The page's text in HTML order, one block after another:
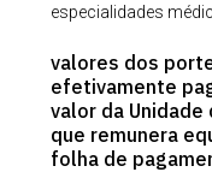
especialidades
valores dos
efetivamente
valor da Unidade
que remunera
folha de